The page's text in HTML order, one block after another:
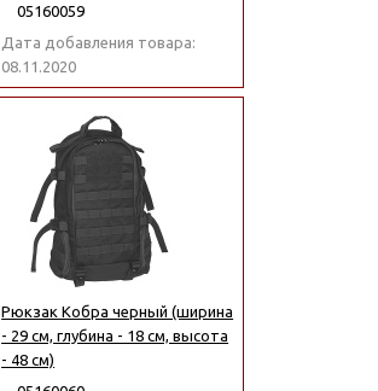
05160059
Дата добавления товара:
08.11.2020
Рюкзак Кобра черный (ширина
- 29 см, глубина - 18 см, высота
- 48 см)